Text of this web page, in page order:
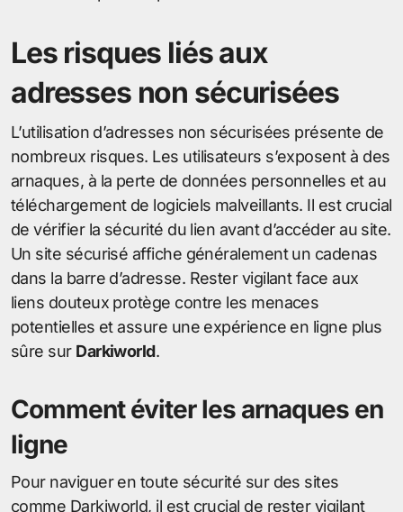
Les risques liés aux
adresses non sécurisées
L’utilisation d’adresses non sécurisées présente de
nombreux risques. Les utilisateurs s’exposent à des
arnaques, à la perte de données personnelles et au
téléchargement de logiciels malveillants. Il est crucial
de vérifier la sécurité du lien avant d’accéder au site.
Un site sécurisé affiche généralement un cadenas
dans la barre d’adresse. Rester vigilant face aux
liens douteux protège contre les menaces
potentielles et assure une expérience en ligne plus
sûre sur Darkiworld.
Comment éviter les arnaques en
ligne
Pour naviguer en toute sécurité sur des sites
comme Darkiworld, il est crucial de rester vigilant